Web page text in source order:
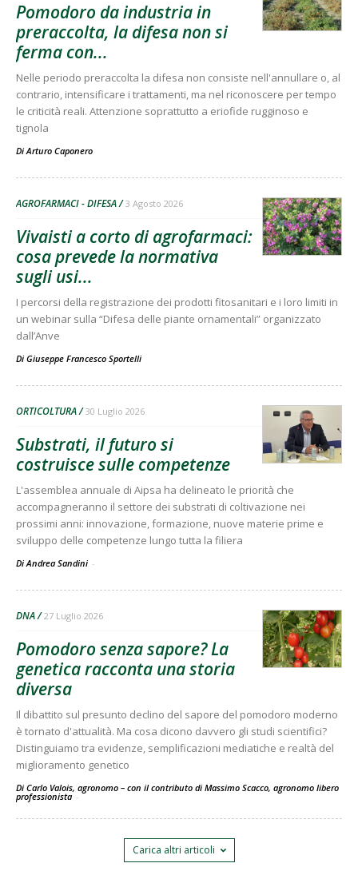
Pomodoro da industria in
preraccolta, la difesa non si
ferma con...
Nelle periodo preraccolta la difesa non consiste nell'annullare o, al
contrario, intensificare i trattamenti, ma nel riconoscere per tempo
le criticità reali. Attenzione soprattutto a eriofide rugginoso e
tignola
DiArturo Caponero
AGROFARMACI - DIFESA 3 Agosto 2026
Vivaisti a corto di agrofarmaci:
cosa prevede la normativa
sugli usi...
I percorsi della registrazione dei prodotti fitosanitari e i loro limiti in
un webinar sulla “Difesa delle piante ornamentali” organizzato
dall’Anve
Di Giuseppe Francesco Sportelli
ORTICOLTURA 30 Luglio 2026
Substrati, il futuro si
costruisce sulle competenze
L'assemblea annuale di Aipsa ha delineato le priorità che
accompagneranno il settore dei substrati di coltivazione nei
prossimi anni: innovazione, formazione, nuove materie prime e
sviluppo delle competenze lungo tutta la filiera
Di Andrea Sandini -
DNA 27 Luglio 2026
Pomodoro senza sapore? La
genetica racconta una storia
diversa
Il dibattito sul presunto declino del sapore del pomodoro moderno
è tornato d'attualità. Ma cosa dicono davvero gli studi scientifici?
Distinguiamo tra evidenze, semplificazioni mediatiche e realtà del
miglioramento genetico
Di Carlo Valois, agronomo – con il contributo di Massimo Scacco, agronomo libero
professionista -
Carica altri articoli